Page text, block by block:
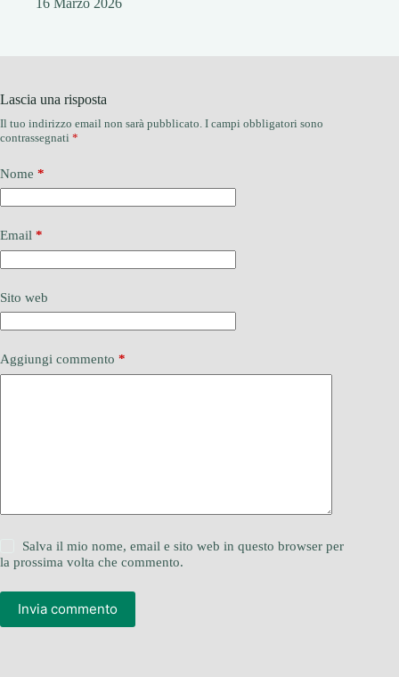
16 Marzo 2026
Lascia una risposta
Il tuo indirizzo email non sarà pubblicato. I campi obbligatori sono
contrassegnati *
Nome *
Email *
Sito web
Aggiungi commento *
Salva il mio nome, email e sito web in questo browser per
la prossima volta che commento.
Invia commento